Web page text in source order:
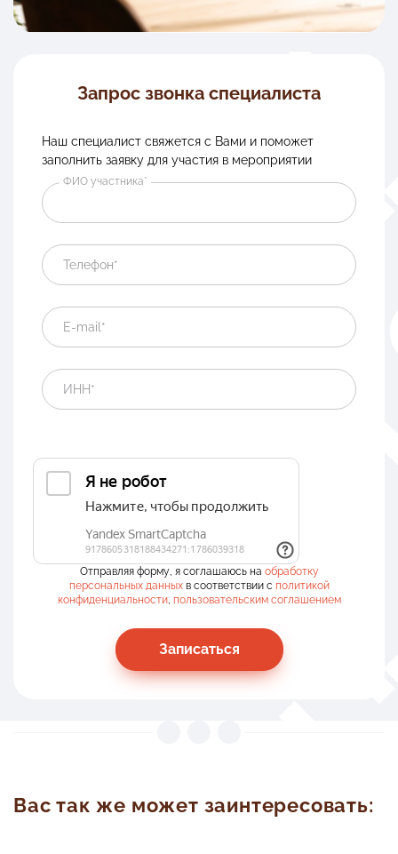
Запрос звонка специалиста
Наш специалист свяжется с Вами и поможет
заполнить заявку для участия в мероприятии
ФИО участника*
Телефон*
E-mail*
ИНН*
Отправляя форму, я соглашаюсь на обработку
персональных данныхв соответствии с политикой
конфиденциальности, пользовательским соглашением
Записаться
Вас так же может заинтересовать: